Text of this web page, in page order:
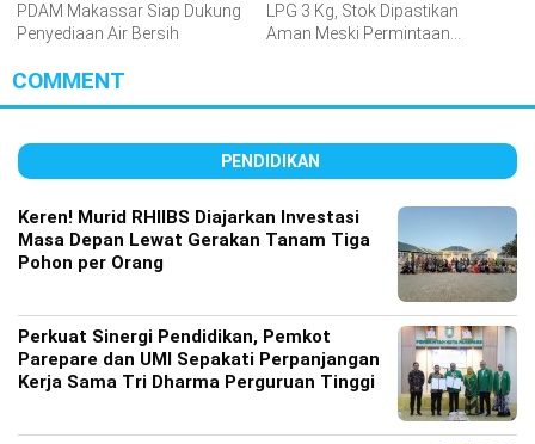
PDAM Makassar Siap Dukung
Penyediaan Air Bersih
LPG 3 Kg, Stok Dipastikan
Aman Meski Permintaan
COMMENT
PENDIDIKAN
Keren! Murid RHIIBS Diajarkan Investasi
Masa Depan Lewat Gerakan Tanam Tiga
Pohon per Orang
Perkuat Sinergi Pendidikan, Pemkot
Parepare dan UMI Sepakati Perpanjangan
Kerja Sama Tri Dharma Perguruan Tinggi